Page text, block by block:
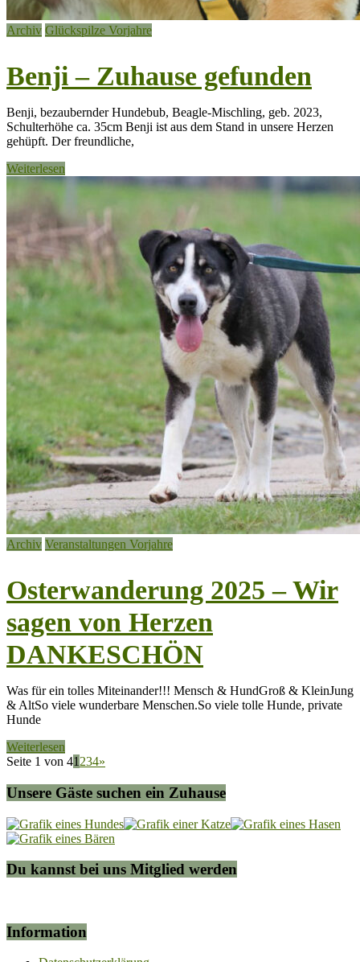
Archiv Glückspilze Vorjahre
Benji – Zuhause gefunden
Benji, bezaubernder Hundebub, Beagle-Mischling, geb. 2023,
Schulterhöhe ca. 35cm Benji ist aus dem Stand in unsere Herzen
gehüpft. Der freundliche,
Weiterlesen
Archiv Veranstaltungen Vorjahre
Osterwanderung 2025 – Wir
sagen von Herzen
DANKESCHÖN
Was für ein tolles Miteinander!!! Mensch & HundGroß & KleinJung
& AltSo viele wunderbare Menschen.So viele tolle Hunde, private
Hunde
Weiterlesen
Seite 1 von 41 234»
Unsere Gäste suchen ein Zuhause
Du kannst bei uns Mitglied werden
Information